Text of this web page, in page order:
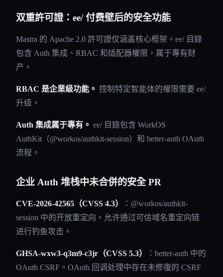
双重許可證：ee/ 付费壁后的安全功能
Mastra 的 Apache 2.0 許可證仅涵盖核心框架。ee/ 目錄
包含 Auth 集成、RBAC 和适配器權限，属于專有财
产。
RBAC 是企業級功能。 控制特定智能体的權限需要 ee/
升级。
Auth 集成属于專有。 ee/ 目錄包含 WorkOS
AuthKit（@workos/authkit-session）和 better-auth OAuth
流程。
企业 Auth 堆栈中未合併的安全 PR
CVE-2026-42565（CVSS 4.3）
：@workos/authkit-
session 中的开放重定向。允许通过可信域名重定向链
进行钓鱼攻击。
GHSA-wxw3-q3m9-c3jr（CVSS 5.3）
：better-auth 中的
OAuth CSRF。OAuth 回调处理中存在未修復的 CSRF